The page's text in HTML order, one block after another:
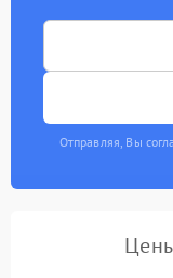
Отправляя, Вы